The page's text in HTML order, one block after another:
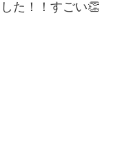
た！！すごい👏